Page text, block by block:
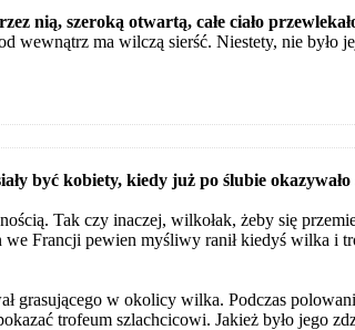
nią, szeroką otwartą, całe ciało
ma wilczą sierść. Niestety, nie było
być kobiety, kiedy już po ślubie okazywało
Tak czy inaczej, wilkołak, żeby się
we Francji pewien myśliwy ranił kiedyś wilka i
grasującego w okolicy wilka. Podczas
trofeum szlachcicowi. Jakież było jego